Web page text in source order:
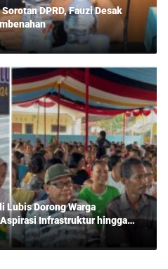
DPRD, Fauzi Desak
Lubis Dorong Warga
Infrastruktur hingga
Reses Medan Amplas